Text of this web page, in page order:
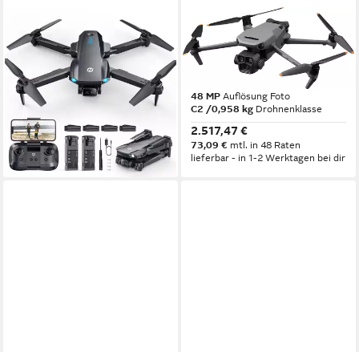
HOLY STONE
faltbar, mit 1080P Kamera für
Anfänger, optischem Fluss &
2 Akkus Drohne
62,99 €
UVP85,99 €
-27%
lieferbar - in 2-3 Werktagen bei dir
DJI
Mavic 3 Pro Fly More Combo
(DJI RC) Drohne
48 MP Auflösung Foto
C2 /0,958 kg Drohnenklasse
2.517,47 €
73,09 € mtl. in 48 Raten
lieferbar - in 1-2 Werktagen bei dir